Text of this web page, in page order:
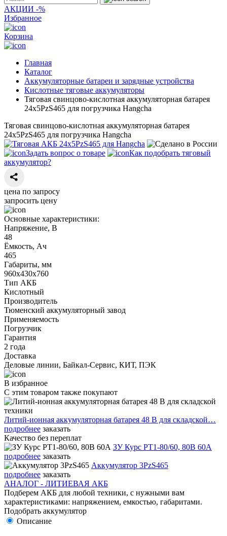
АКЦИИ -%
Избранное
Корзина
Главная
Каталог
Аккумуляторные батареи и зарядные устройства
Кислотные тяговые аккумуляторы
Тяговая свинцово-кислотная аккумуляторная батарея
24х5PzS465 для погрузчика Hangcha
Тяговая свинцово-кислотная аккумуляторная батарея
24х5PzS465 для погрузчика Hangcha
Задать вопрос о товаре
Как подобрать тяговый
аккумулятор?
цена по запросу
запросить цену
Основные характеристики:
Напряжение, В
48
Ёмкость, Ач
465
Габариты, мм
960х430х760
Тип АКБ
Кислотный
Производитель
Тюменский аккумуляторный завод
Применяемость
Погрузчик
Гарантия
2 года
Доставка
Деловые линии, Байкал-Сервис, КИТ, ПЭК
В избранное
С этим товаром также покупают
Литий-ионная аккумуляторная батарея 48 В для складской…
подробнее заказать
Качество без переплат
ЗУ Курс PT1-80/60, 80В 60А
подробнее заказать
Аккумулятор 3PzS465
подробнее заказать
АНАЛОГ - ЛИТИЕВАЯ АКБ
Подберем АКБ для любой техники, с нужными вам
характеристиками: напряжением, емкостью, габаритами.
Подобрать аккумулятор
Описание